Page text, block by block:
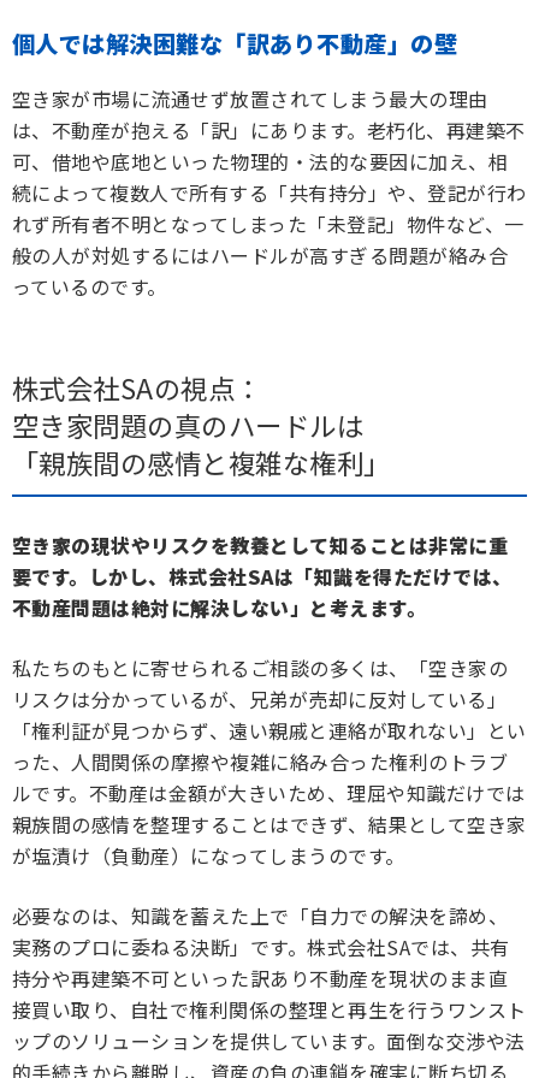
個人では解決困難な「訳あり不動産」の壁
空き家が市場に流通せず放置されてしまう最大の理由
は、不動産が抱える「訳」にあります。老朽化、再建築不
可、借地や底地といった物理的・法的な要因に加え、相
続によって複数人で所有する「共有持分」や、登記が行わ
れず所有者不明となってしまった「未登記」物件など、一
般の人が対処するにはハードルが高すぎる問題が絡み合
っているのです。
株式会社SAの視点：
空き家問題の真のハードルは
「親族間の感情と複雑な権利」
空き家の現状やリスクを教養として知ることは非常に重
要です。しかし、株式会社SAは「知識を得ただけでは、
不動産問題は絶対に解決しない」と考えます。
私たちのもとに寄せられるご相談の多くは、「空き家の
リスクは分かっているが、兄弟が売却に反対している」
「権利証が見つからず、遠い親戚と連絡が取れない」とい
った、人間関係の摩擦や複雑に絡み合った権利のトラブ
ルです。不動産は金額が大きいため、理屈や知識だけでは
親族間の感情を整理することはできず、結果として空き家
が塩漬け（負動産）になってしまうのです。
必要なのは、知識を蓄えた上で「自力での解決を諦め、
実務のプロに委ねる決断」です。株式会社SAでは、共有
持分や再建築不可といった訳あり不動産を現状のまま直
接買い取り、自社で権利関係の整理と再生を行うワンスト
ップのソリューションを提供しています。面倒な交渉や法